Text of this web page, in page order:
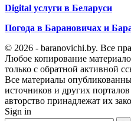
Digital услуги в Беларуси
Погода в Барановичах и
© 2026 - baranovichi.by. Все
Любое копирование
только с обратной активной
Все материалы
источников и других
авторство принадлежат их
Sign in